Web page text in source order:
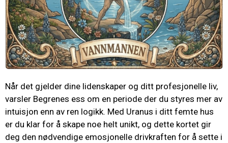
Når det gjelder dine lidenskaper og ditt profesjonelle liv,
varsler Begrenes ess om en periode der du styres mer av
intuisjon enn av ren logikk. Med Uranus i ditt femte hus
er du klar for å skape noe helt unikt, og dette kortet gir
deg den nødvendige emosjonelle drivkraften for å sette i